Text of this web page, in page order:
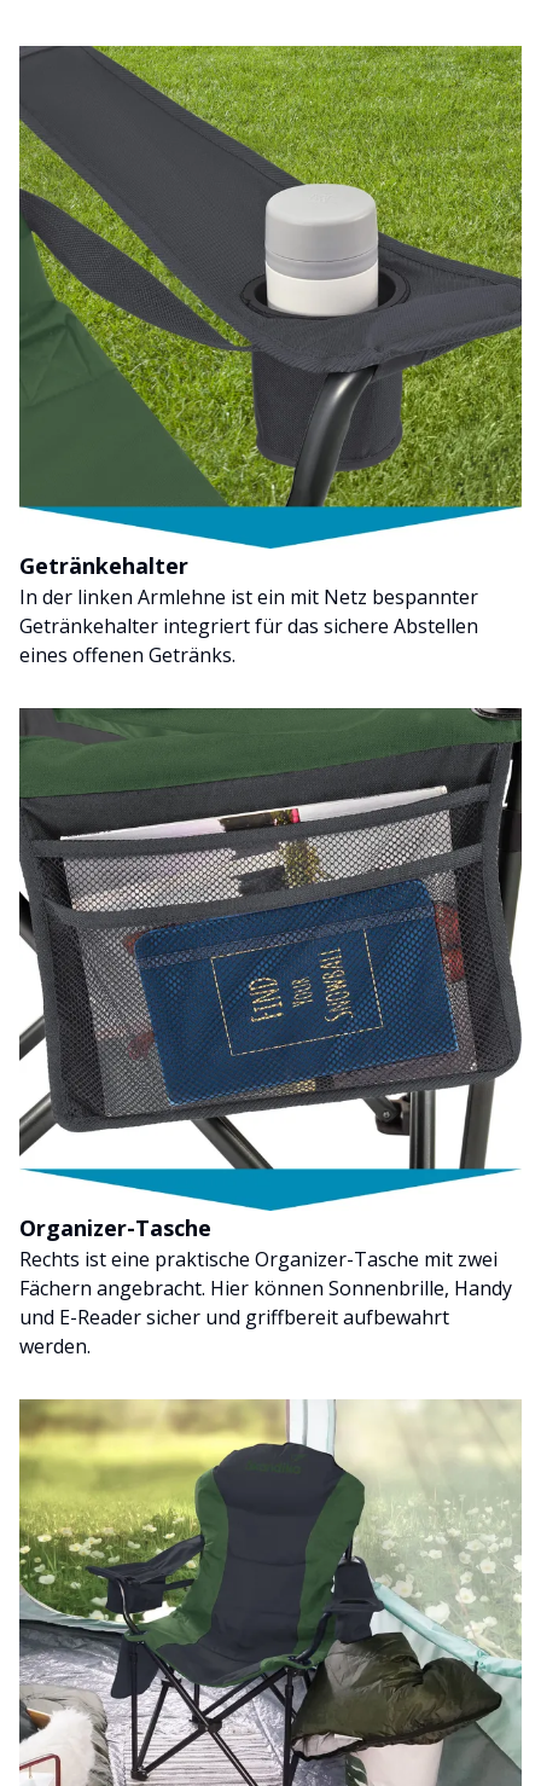
Getränkehalter
In der linken Armlehne ist ein mit Netz bespannter
Getränkehalter integriert für das sichere Abstellen
eines offenen Getränks.
Organizer-Tasche
Rechts ist eine praktische Organizer-Tasche mit zwei
Fächern angebracht. Hier können Sonnenbrille, Handy
und E-Reader sicher und griffbereit aufbewahrt
werden.